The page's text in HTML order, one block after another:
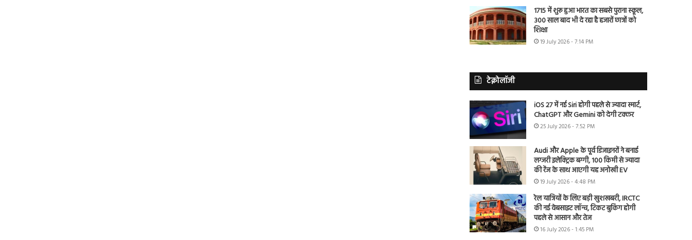
1715 में शुरू हुआ भारत का सबसे पुराना स्कूल,
300 साल बाद भी दे रहा है हजारों छात्रों को
शिक्षा
19 July 2026 - 7:14 PM
टेक्नोलॉजी
iOS 27 में नई Siri होगी पहले से ज्यादा स्मार्ट,
ChatGPT और Gemini को देगी टक्कर
25 July 2026 - 7:52 PM
Audi और Apple के पूर्व डिजाइनरों ने बनाई
लग्जरी इलेक्ट्रिक बग्गी, 100 किमी से ज्यादा
की रेंज के साथ आएगी यह अनोखी EV
19 July 2026 - 4:48 PM
रेल यात्रियों के लिए बड़ी खुशखबरी, IRCTC
की नई वेबसाइट लॉन्च, टिकट बुकिंग होगी
पहले से आसान और तेज
16 July 2026 - 1:45 PM